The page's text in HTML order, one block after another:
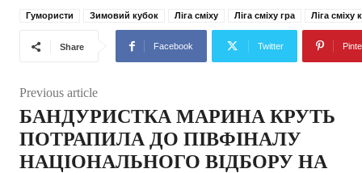
Гумористи Зимовий кубок Ліга сміху Ліга сміху гра Ліга сміху
Share Facebook Twitter
Previous article
БАНДУРИСТКА МАРИНА КРУТЬ
ПОТРАПИЛА ДО ПІВФІНАЛУ
НАЦІОНАЛЬНОГО ВІДБОРУ НА